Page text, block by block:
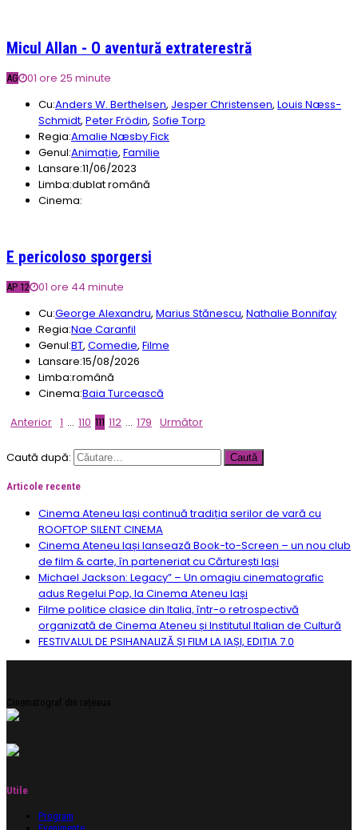
Micul Allan - O aventură extraterestră
AG
01 ore 25 minute
Cu:Anders W. Berthelsen, Jesper Christensen, Louis Næss-
Schmidt, Peter Frödin, Sofie Torp
Regia:Amalie Næsby Fick
Genul:Animație, Familie
Lansare:11/06/2023
Limba:dublat română
Cinema:
E pericoloso sporgersi
AP 12
01 ore 44 minute
Cu:George Alexandru, Marius Stănescu, Nathalie Bonnifay
Regia:Nae Caranfil
Genul:BT, Comedie, Filme
Lansare:15/08/2026
Limba:română
Cinema:Baia Turcească
Anterior 1 … 110 111 112 … 179 Următor
Caută după:
Articole recente
Cinema Ateneu Iași continuă tradiția serilor de vară cu
ROOFTOP SILENT CINEMA
Cinema Ateneu Iași lansează Book-to-Screen – un nou club
de film & carte, în parteneriat cu Cărturești Iași
Michael Jackson: Legacy” – Un omagiu cinematografic
adus Regelui Pop, la Cinema Ateneu Iași
Filme politice clasice din Italia, într-o retrospectivă
organizată de Cinema Ateneu și Institutul Italian de Cultură
FESTIVALUL DE PSIHANALIZĂ ȘI FILM LA IAȘI, EDIȚIA 7.0
Cinematograf din rețeaua
Utile
Program